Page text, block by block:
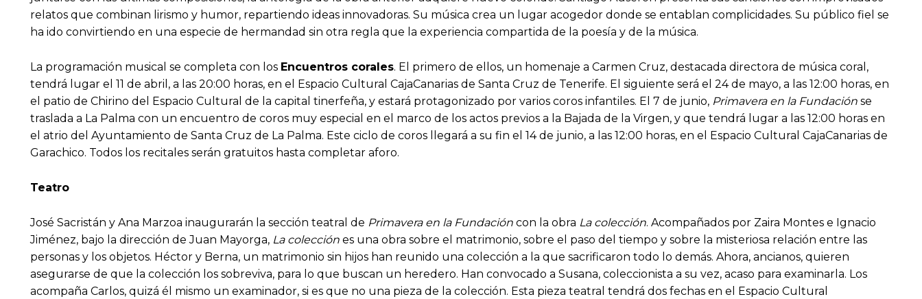
relatos que combinan lirismo y humor, repartiendo ideas innovadoras. Su música crea un lugar acogedor donde se entablan complicidades. Su público fiel se
ha ido convirtiendo en una especie de hermandad sin otra regla que la experiencia compartida de la poesía y de la música.
La programación musical se completa con los Encuentros corales. El primero de ellos, un homenaje a Carmen Cruz, destacada directora de música coral,
tendrá lugar el 11 de abril, a las 20:00 horas, en el Espacio Cultural CajaCanarias de Santa Cruz de Tenerife. El siguiente será el 24 de mayo, a las 12:00 horas, en
el patio de Chirino del Espacio Cultural de la capital tinerfeña, y estará protagonizado por varios coros infantiles. El 7 de junio, Primavera en la Fundación se
traslada a La Palma con un encuentro de coros muy especial en el marco de los actos previos a la Bajada de la Virgen, y que tendrá lugar a las 12:00 horas en
el atrio del Ayuntamiento de Santa Cruz de La Palma. Este ciclo de coros llegará a su fin el 14 de junio, a las 12:00 horas, en el Espacio Cultural CajaCanarias de
Garachico. Todos los recitales serán gratuitos hasta completar aforo.
Teatro
José Sacristán y Ana Marzoa inaugurarán la sección teatral de Primavera en la Fundación con la obra La colección. Acompañados por Zaira Montes e Ignacio
Jiménez, bajo la dirección de Juan Mayorga, La colección es una obra sobre el matrimonio, sobre el paso del tiempo y sobre la misteriosa relación entre las
personas y los objetos. Héctor y Berna, un matrimonio sin hijos han reunido una colección a la que sacrificaron todo lo demás. Ahora, ancianos, quieren
asegurarse de que la colección los sobreviva, para lo que buscan un heredero. Han convocado a Susana, coleccionista a su vez, acaso para examinarla. Los
acompaña Carlos, quizá él mismo un examinador, si es que no una pieza de la colección. Esta pieza teatral tendrá dos fechas en el Espacio Cultural